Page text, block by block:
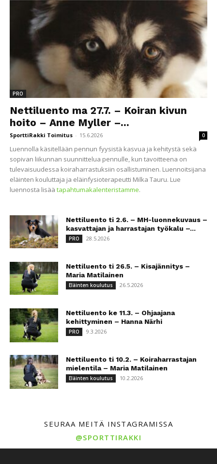
PRO
Nettiluento ma 27.7. – Koiran kivun
hoito – Anne Myller –...
SporttiRakki Toimitus - 15.6.2026 0
Luennolla käsitellään pennun fyysistä kasvua ja kehitystä sekä
sopivan liikunnan suunnittelua pennulle, kun tavoitteena on
tulevaisuudessa koiraharrastuksiin osallistuminen. Luennoitsijana
eläinten kouluttaja ja eläinfysioterapeutti Milka Tauru. Lue
luennosta lisää tapahtumakalenteristamme.
Nettiluento ti 2.6. – MH-luonnekuvaus –
kasvattajan ja harrastajan työkalu –...
PRO 28.5.2026
Nettiluento ti 26.5. – Kisajännitys –
Maria Matilainen
Eläinten koulutus 26.5.2026
Nettiluento ke 11.3. – Ohjaajana
kehittyminen – Hanna Närhi
PRO 9.3.2026
Nettiluento ti 10.2. – Koiraharrastajan
mielentila – Maria Matilainen
Eläinten koulutus 10.2.2026
SEURAA MEITÄ INSTAGRAMISSA
@SPORTTIRAKKI